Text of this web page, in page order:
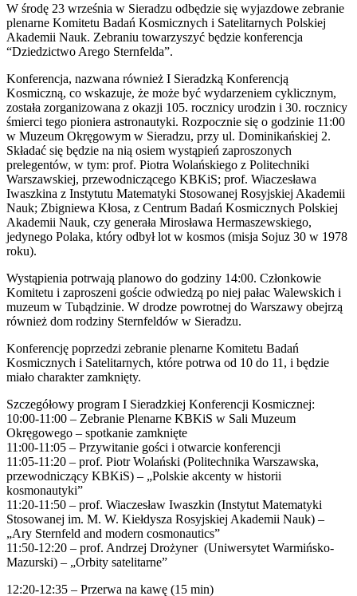
W środę 23 września w Sieradzu odbędzie się wyjazdowe zebranie
plenarne Komitetu Badań Kosmicznych i Satelitarnych Polskiej
Akademii Nauk. Zebraniu towarzyszyć będzie konferencja
“Dziedzictwo Arego Sternfelda”.
Konferencja, nazwana również I Sieradzką Konferencją
Kosmiczną, co wskazuje, że może być wydarzeniem cyklicznym,
została zorganizowana z okazji 105. rocznicy urodzin i 30. rocznicy
śmierci tego pioniera astronautyki. Rozpocznie się o godzinie 11:00
w Muzeum Okręgowym w Sieradzu, przy ul. Dominikańskiej 2.
Składać się będzie na nią osiem wystąpień zaproszonych
prelegentów, w tym: prof. Piotra Wolańskiego z Politechniki
Warszawskiej, przewodniczącego KBKiS; prof. Wiaczesława
Iwaszkina z Instytutu Matematyki Stosowanej Rosyjskiej Akademii
Nauk; Zbigniewa Kłosa, z Centrum Badań Kosmicznych Polskiej
Akademii Nauk, czy generała Mirosława Hermaszewskiego,
jedynego Polaka, który odbył lot w kosmos (misja Sojuz 30 w 1978
roku).
Wystąpienia potrwają planowo do godziny 14:00. Członkowie
Komitetu i zaproszeni goście odwiedzą po niej pałac Walewskich i
muzeum w Tubądzinie. W drodze powrotnej do Warszawy obejrzą
również dom rodziny Sternfeldów w Sieradzu.
Konferencję poprzedzi zebranie plenarne Komitetu Badań
Kosmicznych i Satelitarnych, które potrwa od 10 do 11, i będzie
miało charakter zamknięty.
Szczegółowy program I Sieradzkiej Konferencji Kosmicznej:
10:00-11:00 – Zebranie Plenarne KBKiS w Sali Muzeum
Okręgowego – spotkanie zamknięte
11:00-11:05 – Przywitanie gości i otwarcie konferencji
11:05-11:20 – prof. Piotr Wolański (Politechnika Warszawska,
przewodniczący KBKiS) – „Polskie akcenty w historii
kosmonautyki”
11:20-11:50 – prof. Wiaczesław Iwaszkin (Instytut Matematyki
Stosowanej im. M. W. Kiełdysza Rosyjskiej Akademii Nauk) –
„Ary Sternfeld and modern cosmonautics”
11:50-12:20 – prof. Andrzej Drożyner (Uniwersytet Warmińsko-
Mazurski) – „Orbity satelitarne”
12:20-12:35 – Przerwa na kawę (15 min)